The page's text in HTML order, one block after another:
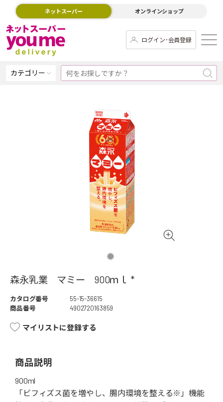
ネットスーパー オンラインショップ
ログイン･会員登録
カテゴリー
森永乳業 マミー 900ｍｌ *
カタログ番号
55-15-36615
商品番号
4902720163859
マイリストに登録する
商品説明
900ml
「ビフィズス菌を増やし、腸内環境を整える※」機能